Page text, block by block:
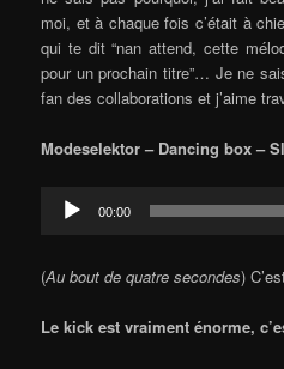
moi, et à chaque fois c’était à
qui te dit “nan attend, cette
pour un prochain titre”… Je ne
fan des collaborations et j’aime
Modeselektor – Dancing box –
Audio
Player
00:00
(Au bout de quatre secondes)
Le kick est vraiment énorme,